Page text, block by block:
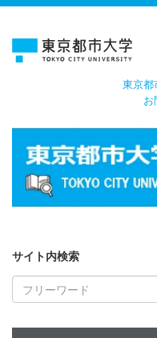
東京都
お
サイト内検索